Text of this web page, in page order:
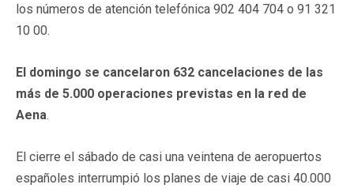
los números de atención telefónica 902 404 704 o 91 321
10 00.
El domingo se cancelaron 632 cancelaciones de las
más de 5.000 operaciones previstas en la red de
Aena.
El cierre el sábado de casi una veintena de aeropuertos
españoles interrumpió los planes de viaje de casi 40.000